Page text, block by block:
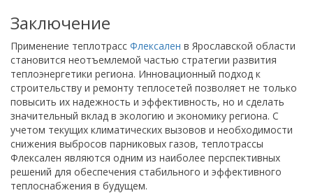
Заключение
Применение теплотрасс Флексален в Ярославской области
становится неотъемлемой частью стратегии развития
теплоэнергетики региона. Инновационный подход к
строительству и ремонту теплосетей позволяет не только
повысить их надежность и эффективность, но и сделать
значительный вклад в экологию и экономику региона. С
учетом текущих климатических вызовов и необходимости
снижения выбросов парниковых газов, теплотрассы
Флексален являются одним из наиболее перспективных
решений для обеспечения стабильного и эффективного
теплоснабжения в будущем.